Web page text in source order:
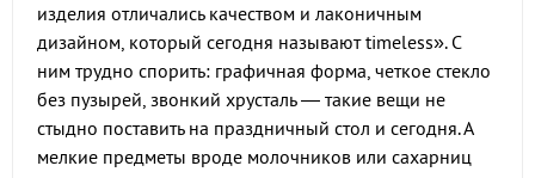
изделия отличались качеством и лаконичным
дизайном, который сегодня называют timeless». С
ним трудно спорить: графичная форма, четкое стекло
без пузырей, звонкий хрусталь — такие вещи не
стыдно поставить на праздничный стол и сегодня. А
мелкие предметы вроде молочников или сахарниц